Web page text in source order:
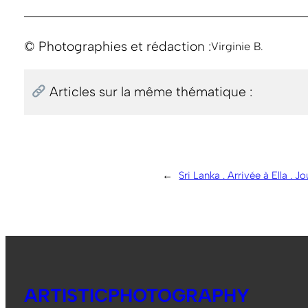
© Photographies et rédaction :Virginie B.
Articles sur la même thématique :
← Sri Lanka . Arrivée à Ella .
ARTISTICPHOTOGRAPHY